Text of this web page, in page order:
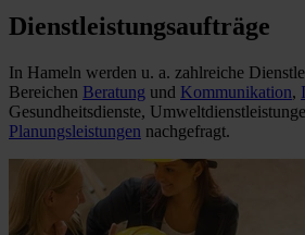
Dienstleistungsaufträge
In Hameln werden u. a. zahlreiche
Bereichen Beratung und Kommunikation,
Gesundheitsdienste,
Planungsleistungen nachgefragt.